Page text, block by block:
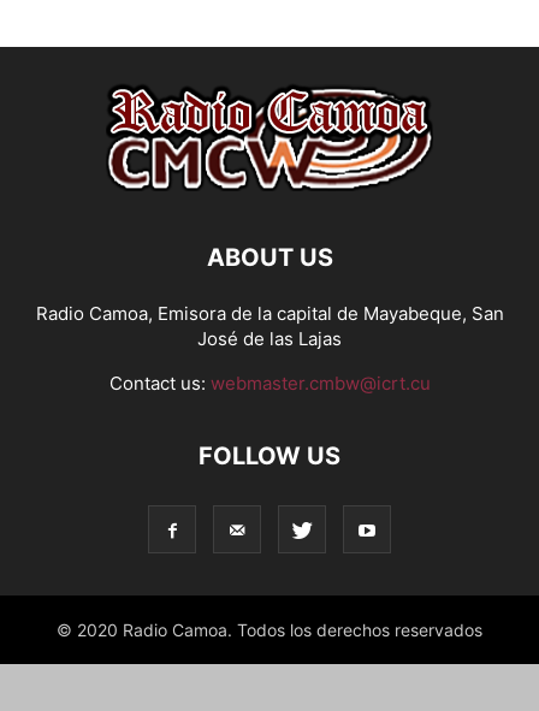
ABOUT US
Radio Camoa, Emisora de la capital de Mayabeque, San
José de las Lajas
Contact us: webmaster.cmbw@icrt.cu
FOLLOW US
© 2020 Radio Camoa. Todos los derechos reservados